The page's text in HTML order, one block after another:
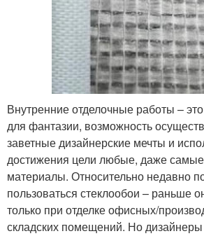
Внутренние отделочные работы –
для фантазии, возможность
заветные дизайнерские мечты и
достижения цели любые, даже
материалы. Относительно недавно
пользоваться стеклообои – раньше
только при отделке офисных/
складских помещений. Но